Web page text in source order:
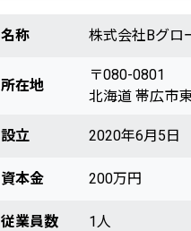
名称 株式会社Bグロ
所在地
〒080-0801
北海道 帯広市
設立 2020年6月5日
資本金 200万円
従業員数 1人